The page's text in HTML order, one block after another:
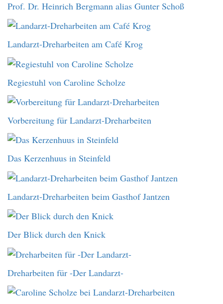
Prof. Dr. Heinrich Bergmann alias Gunter Schoß
Landarzt-Dreharbeiten am Café Krog
Regiestuhl von Caroline Scholze
Vorbereitung für Landarzt-Dreharbeiten
Das Kerzenhuus in Steinfeld
Landarzt-Dreharbeiten beim Gasthof Jantzen
Der Blick durch den Knick
Dreharbeiten für -Der Landarzt-